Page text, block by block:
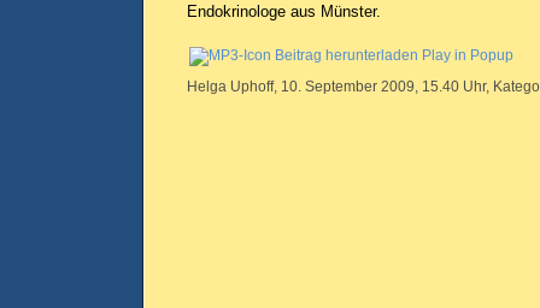
Endokrinologe aus Münster.
Beitrag herunterladen Play in Popup
Helga Uphoff, 10. September 2009, 15.40 Uhr,